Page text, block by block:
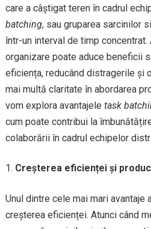
care a câștigat teren în cadrul
batching, sau gruparea sarcinilor
într-un interval de timp
organizare poate aduce beneficii
eficiența, reducând distragerile și
mai multă claritate în abordarea
vom explora avantajele task
cum poate contribui la
colaborării în cadrul echipelor
Creșterea eficienței și
Unul dintre cele mai mari avantaje
creșterea eficienței. Atunci când